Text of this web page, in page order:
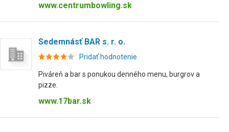
www.centrumbowling.sk
Sedemnásť BAR s. r. o.
Pridať hodnotenie
Piváreň a bar s ponukou denného menu, burgrov a
pizze.
www.17bar.sk